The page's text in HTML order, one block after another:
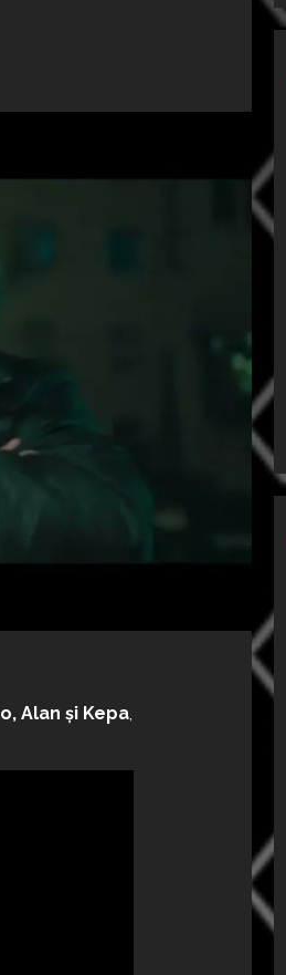
Alan și Kepa,